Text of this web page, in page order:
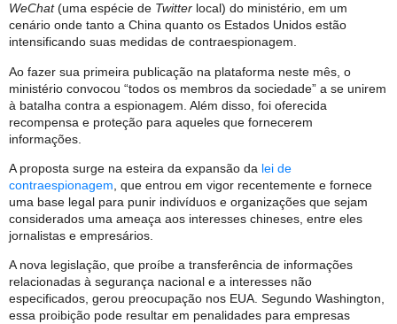
WeChat(uma espécie de Twitter local) do ministério, em um
cenário onde tanto a China quanto os Estados Unidos estão
intensificando suas medidas de contraespionagem.
Ao fazer sua primeira publicação na plataforma neste mês, o
ministério convocou “todos os membros da sociedade” a se unirem
à batalha contra a espionagem. Além disso, foi oferecida
recompensa e proteção para aqueles que fornecerem
informações.
A proposta surge na esteira da expansão da lei de
contraespionagem , que entrou em vigor recentemente e fornece
uma base legal para punir indivíduos e organizações que sejam
considerados uma ameaça aos interesses chineses, entre eles
jornalistas e empresários.
A nova legislação, que proíbe a transferência de informações
relacionadas à segurança nacional e a interesses não
especificados, gerou preocupação nos EUA. Segundo Washington,
essa proibição pode resultar em penalidades para empresas